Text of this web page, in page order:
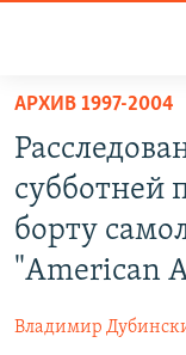
упрощенного
доступа
Вернуться
основному
содержанию
ПОДКАСТЫ
АВТОРСКИЕ
ЦИТАТЫ
КУЛЬТУРА
АРХИВ 1997-2004
субботней
борту
"American
Владимир